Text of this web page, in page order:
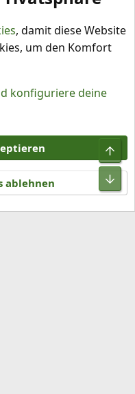
Datenschutz
2026 XenForo Ltd.
, damit diese Website
um den Komfort
konfiguriere deine
ablehnen